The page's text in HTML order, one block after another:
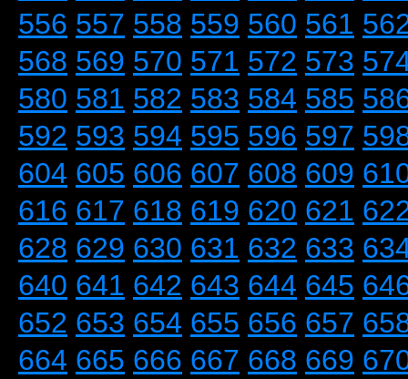
556 557 558 559 560 561
568 569 570 571 572 573
580 581 582 583 584 585
592 593 594 595 596 597
604 605 606 607 608 609
616 617 618 619 620 621
628 629 630 631 632 633
640 641 642 643 644 645
652 653 654 655 656 657
664 665 666 667 668 669